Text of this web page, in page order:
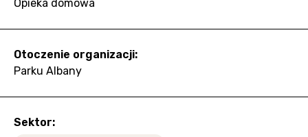
Opieka domowa
Otoczenie organizacji:
Parku Albany
Sektor: